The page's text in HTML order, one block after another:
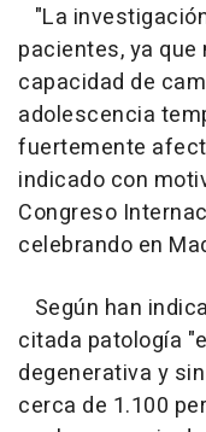
"La
pacientes, ya
capacidad de
adolescencia
fuertemente
indicado con
Congreso
celebrando en
Según han
citada patología
degenerativa y
cerca de 1.100